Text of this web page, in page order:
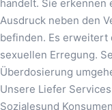
handelt. Sie erkennen
Ausdruck neben den
befinden. Es erweitert
sexuellen Erregung.
Überdosierung
Unsere Liefer
Sozialesund